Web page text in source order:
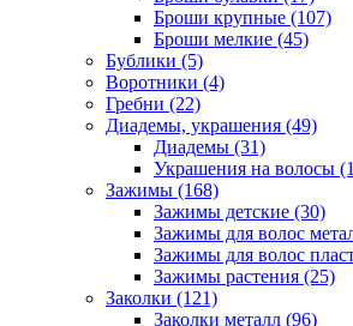
Броши крупные (107)
Броши мелкие (45)
Бублики (5)
Воротники (4)
Гребни (22)
Диадемы, украшения (49)
Диадемы (31)
Украшения на волосы
Зажимы (168)
Зажимы детские (30)
Зажимы для волос
Зажимы для волос
Зажимы растения (25)
Заколки (121)
Заколки металл (96)